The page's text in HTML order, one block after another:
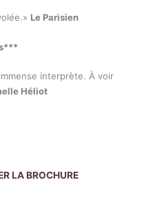
Le Parisien
interprète. À voir
Héliot
LA BROCHURE